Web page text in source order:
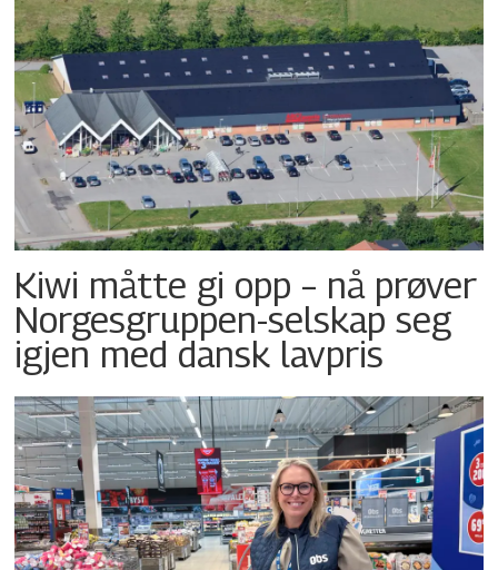
Kiwi måtte gi opp – nå prøver
Norgesgruppen-selskap seg
igjen med dansk lavpris